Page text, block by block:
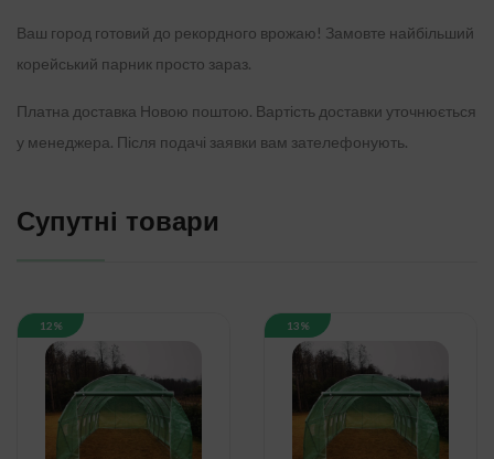
Ваш город готовий до рекордного врожаю! Замовте найбільший
корейський парник просто зараз.
Платна доставка Новою поштою. Вартість доставки уточнюється
у менеджера. Після подачі заявки вам зателефонують.
Супутні товари
12% 13%